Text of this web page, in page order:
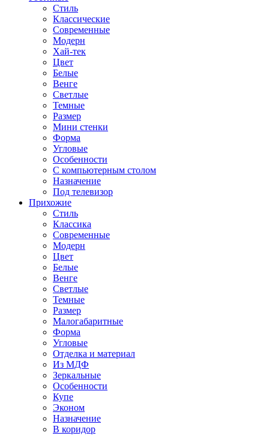
Стиль
Классические
Современные
Модерн
Хай-тек
Цвет
Белые
Венге
Светлые
Темные
Размер
Мини стенки
Форма
Угловые
Особенности
С компьютерным столом
Назначение
Под телевизор
Прихожие
Стиль
Классика
Современные
Модерн
Цвет
Белые
Венге
Светлые
Темные
Размер
Малогабаритные
Форма
Угловые
Отделка и материал
Из МДФ
Зеркальные
Особенности
Купе
Эконом
Назначение
В коридор